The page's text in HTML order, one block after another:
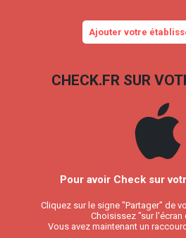
Ajouter votre
CHECK.FR SUR
Pour avoir Check sur
Cliquez sur le signe "Partager" de
Choisissez "sur l'écran
Vous avez maintenant un